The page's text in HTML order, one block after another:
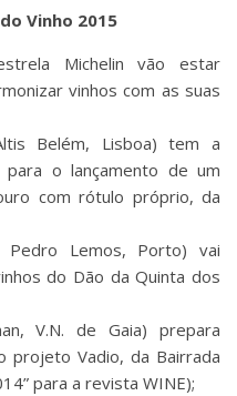
Vinho 2015
Michelin vão estar
vinhos com as suas
Belém, Lisboa) tem a
para o lançamento de um
com rótulo próprio, da
Lemos, Porto) vai
do Dão da Quinta dos
V.N. de Gaia) prepara
projeto Vadio, da Bairrada
para a revista WINE);